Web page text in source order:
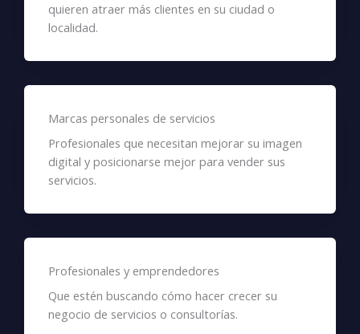
quieren atraer más clientes en su ciudad o
localidad.
Marcas personales de servicios
Profesionales que necesitan mejorar su imagen
digital y posicionarse mejor para vender sus
servicios.
Profesionales y emprendedores
Que estén buscando cómo hacer crecer su
negocio de servicios o consultorías.